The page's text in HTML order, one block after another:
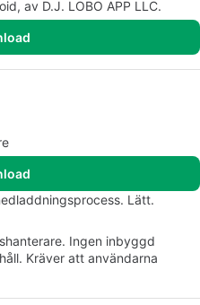
av D.J. LOBO APP LLC.
Lätt.
Ingen inbyggd
Kräver att användarna